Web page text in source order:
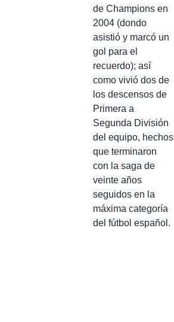
de Champions en
2004 (dondo
asistió y marcó un
gol para el
recuerdo); así
como vivió dos de
los descensos de
Primera a
Segunda División
del equipo, hechos
que terminaron
con la saga de
veinte años
seguidos en la
máxima categoría
del fútbol español.